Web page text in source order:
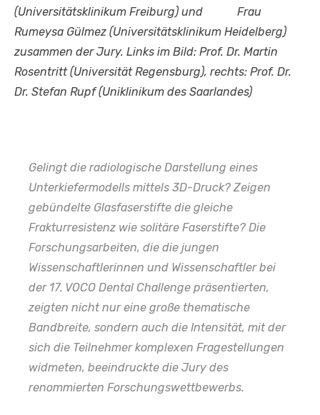
(Universitätsklinikum Freiburg) und Frau
Rumeysa Gülmez (Universitätsklinikum Heidelberg)
zusammen der Jury. Links im Bild: Prof. Dr. Martin
Rosentritt (Universität Regensburg), rechts: Prof. Dr.
Dr. Stefan Rupf (Uniklinikum des Saarlandes)
Gelingt die radiologische Darstellung eines
Unterkiefermodells mittels 3D-Druck? Zeigen
gebündelte Glasfaserstifte die gleiche
Frakturresistenz wie solitäre Faserstifte? Die
Forschungsarbeiten, die die jungen
Wissenschaftlerinnen und Wissenschaftler bei
der 17. VOCO Dental Challenge präsentierten,
zeigten nicht nur eine große thematische
Bandbreite, sondern auch die Intensität, mit der
sich die Teilnehmer komplexen Fragestellungen
widmeten, beeindruckte die Jury des
renommierten Forschungswettbewerbs.